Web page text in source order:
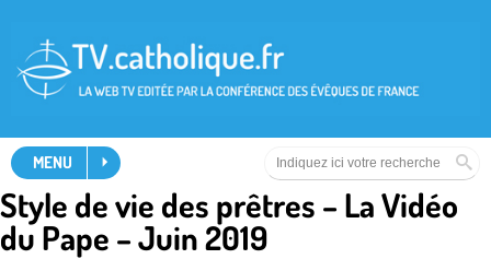
MENU
Style de vie des prêtres – La Vidéo
du Pape – Juin 2019